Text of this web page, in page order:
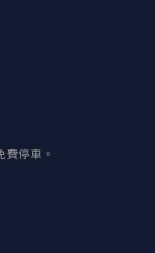
停車。